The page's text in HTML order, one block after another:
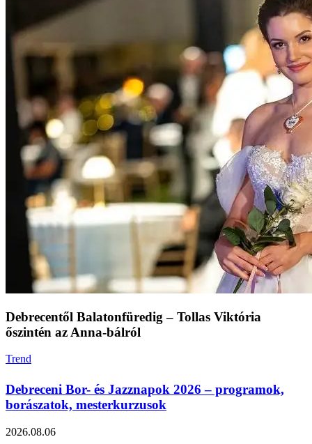
Debrecentől Balatonfüredig – Tollas Viktória
őszintén az Anna‑bálról
Trend
Debreceni Bor- és Jazznapok 2026 – programok,
borászatok, mesterkurzusok
2026.08.06